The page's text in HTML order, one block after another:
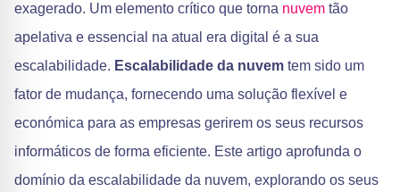
exagerado. Um elemento crítico que torna nuvem tão
apelativa e essencial na atual era digital é a sua
escalabilidade. Escalabilidade da nuvem tem sido um
fator de mudança, fornecendo uma solução flexível e
económica para as empresas gerirem os seus recursos
informáticos de forma eficiente. Este artigo aprofunda o
domínio da escalabilidade da nuvem, explorando os seus